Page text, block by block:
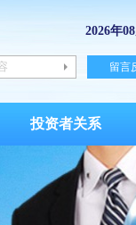
2026年
留言
投资者关系